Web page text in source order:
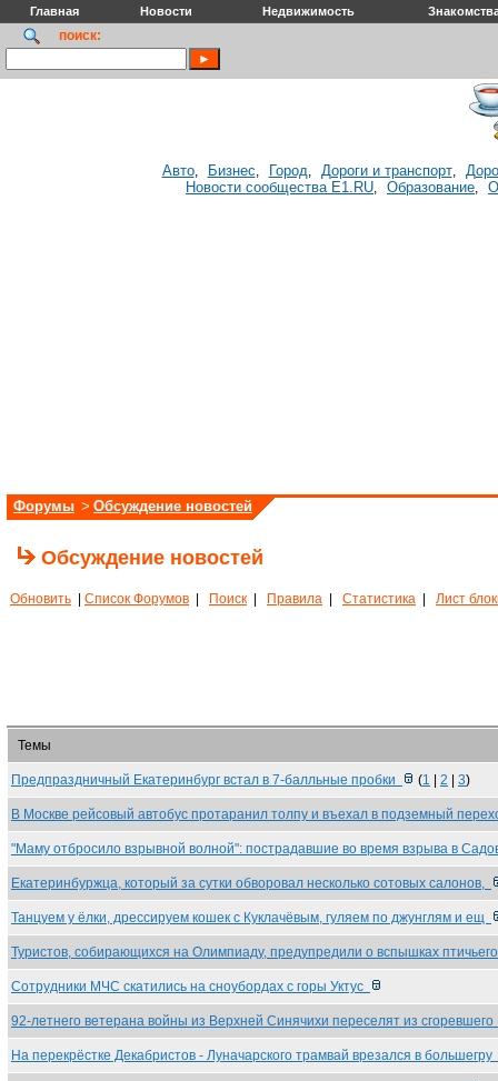
Главная Новости Недвижимость
поиск:
Авто, Бизнес, Город, Дороги и транспорт,
Новости сообщества E1.RU, Образование,
Форумы > Обсуждение новостей
Обсуждение новостей
Обновить Список Форумов Поиск Правила Статистика Лист
Темы
Предпраздничный Екатеринбург встал в 7-балльные пробки (1 2 3)
В Москве рейсовый автобус протаранил толпу и въехал в подземный
"Маму отбросило взрывной волной": пострадавшие во время взрыва в
Екатеринбуржца, который за сутки обворовал несколько сотовых салонов,
Танцуем у ёлки, дрессируем кошек с Куклачёвым, гуляем по джунглям и ещ
Туристов, собирающихся на Олимпиаду, предупредили о вспышках птичьего
Сотрудники МЧС скатились на сноубордах с горы Уктус
92-летнего ветерана войны из Верхней Синячихи переселят из сгоревшего
На перекрёстке Декабристов - Луначарского трамвай врезался в большегру